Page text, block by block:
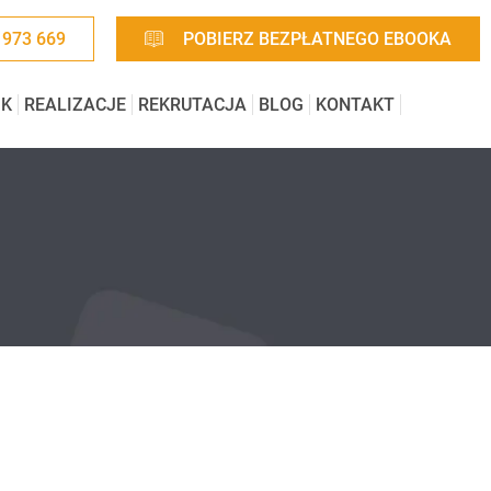
669 POBIERZ BEZPŁATNEGO EBOOKA
REALIZACJE REKRUTACJA BLOG KONTAKT